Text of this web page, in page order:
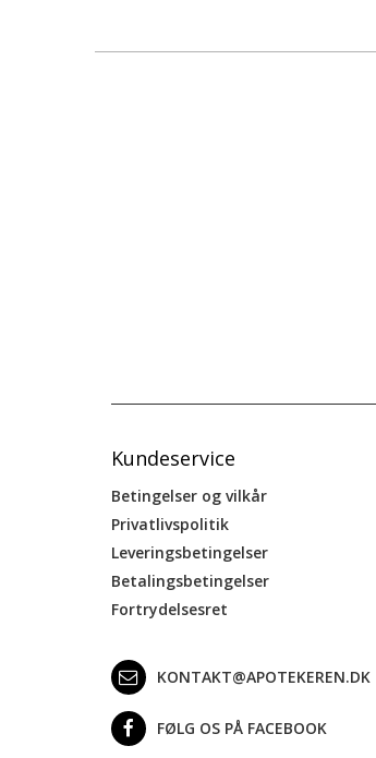
Kundeservice
Betingelser og vilkår
Privatlivspolitik
Leveringsbetingelser
Betalingsbetingelser
Fortrydelsesret
KONTAKT@APOTEKEREN.DK
FØLG OS PÅ FACEBOOK